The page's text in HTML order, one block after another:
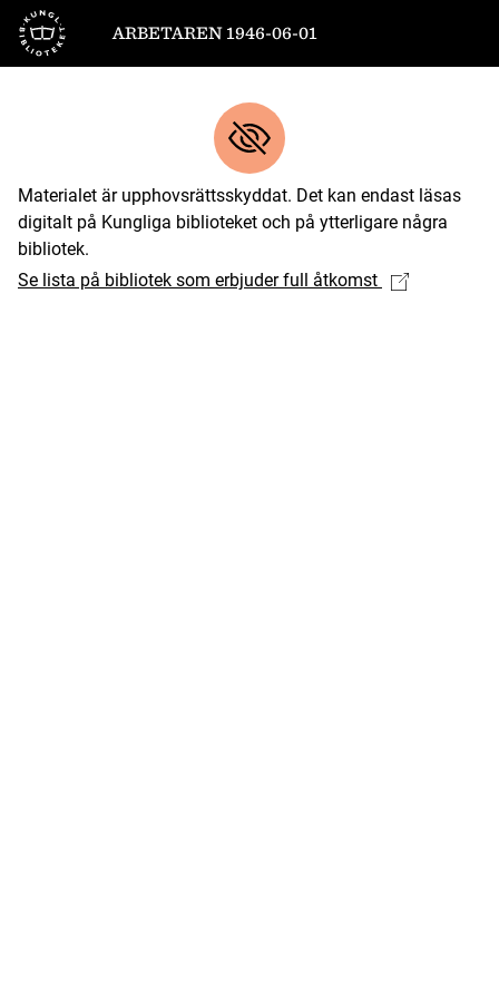
Till startsidan
ARBETAREN 1946-06-01
Materialet är upphovsrättsskyddat. Det kan endast läsas
digitalt på Kungliga biblioteket och på ytterligare några
bibliotek.
Se lista på bibliotek som erbjuder full åtkomst